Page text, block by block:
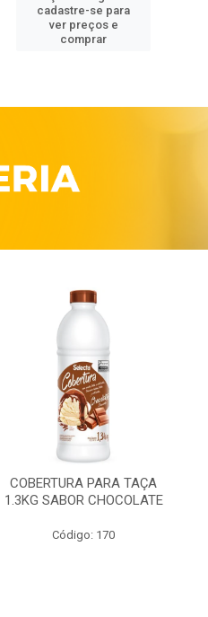
cadastre-se para
ver preços e
comprar
COBERTURA PARA TAÇA
1.3KG SABOR CHOCOLATE
Código: 170